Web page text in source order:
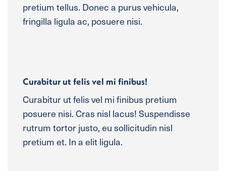
pretium tellus. Donec a purus vehicula,
fringilla ligula ac, posuere nisi.
Curabitur ut felis vel mi finibus!
Curabitur ut felis vel mi finibus pretium
posuere nisi. Cras nisl lacus! Suspendisse
rutrum tortor justo, eu sollicitudin nisl
pretium et. In a elit ligula.